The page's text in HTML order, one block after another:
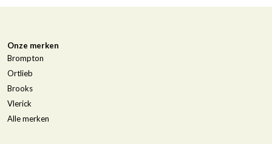
Onze merken
Brompton
Ortlieb
Brooks
Vlerick
Alle merken